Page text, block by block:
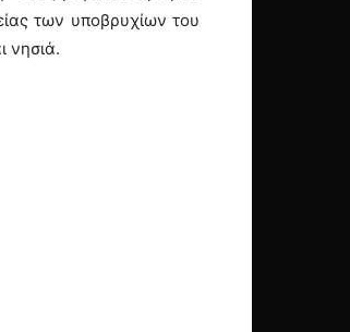
των υποβρυχίων του
νησιά.